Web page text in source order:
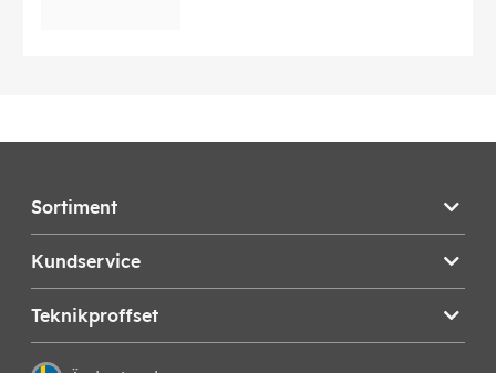
Sortiment
Kundservice
Teknikproffset